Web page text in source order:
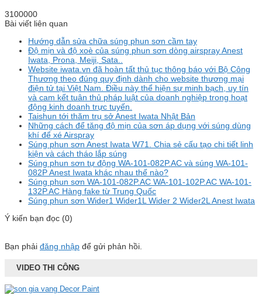
3100000
Bài viết liên quan
Hướng dẫn sửa chữa súng phun sơn cầm tay
Độ mịn và độ xoè của súng phun sơn dòng airspray Anest
Iwata, Prona, Meiji, Sata..
Website iwata.vn đã hoàn tất thủ tục thông báo với Bộ Công
Thương theo đúng quy định dành cho website thương mại
điện tử tại Việt Nam. Điều này thể hiện sự minh bạch, uy tín
và cam kết tuân thủ pháp luật của doanh nghiệp trong hoạt
động kinh doanh trực tuyến.
Taishun tới thăm trụ sở Anest Iwata Nhật Bản
Những cách để tăng độ mịn của sơn áp dụng với súng dùng
khí để xé Airspray
Súng phun sơn Anest Iwata W71. Chia sẻ cấu tạo chi tiết linh
kiện và cách tháo lắp súng
Súng phun sơn tự động WA-101-082P.AC và súng WA-101-
082P Anest Iwata khác nhau thế nào?
Súng phun sơn WA-101-082P.AC WA-101-102P.AC WA-101-
132P.AC Hàng fake từ Trung Quốc
Súng phun sơn Wider1 Wider1L Wider 2 Wider2L Anest Iwata
Ý kiến bạn đọc (0)
Bạn phải đăng nhập để gửi phản hồi.
VIDEO THI CÔNG